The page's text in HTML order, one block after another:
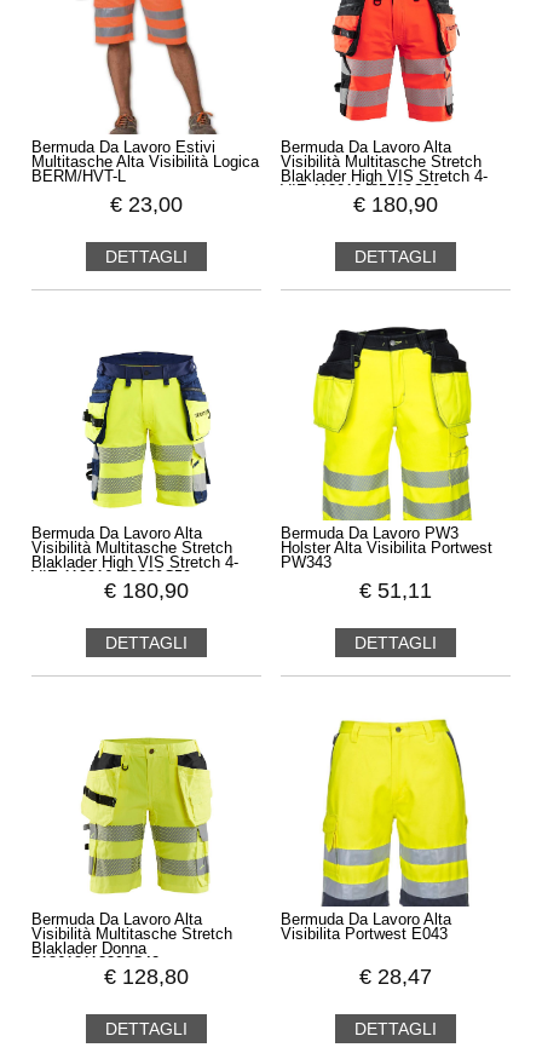
Bermuda Da Lavoro Estivi
Multitasche Alta Visibilità Logica
BERM/HVT-L
€ 23,00
DETTAGLI
Bermuda Da Lavoro Alta
Visibilità Multitasche Stretch
Blaklader High VIS Stretch 4-
€ 180,90
DETTAGLI
Bermuda Da Lavoro Alta
Visibilità Multitasche Stretch
Blaklader High VIS Stretch 4-
€ 180,90
DETTAGLI
Bermuda Da Lavoro PW3
Holster Alta Visibilita Portwest
PW343
€ 51,11
DETTAGLI
Bermuda Da Lavoro Alta
Visibilità Multitasche Stretch
Blaklader Donna
€ 128,80
DETTAGLI
Bermuda Da Lavoro Alta
Visibilita Portwest E043
€ 28,47
DETTAGLI